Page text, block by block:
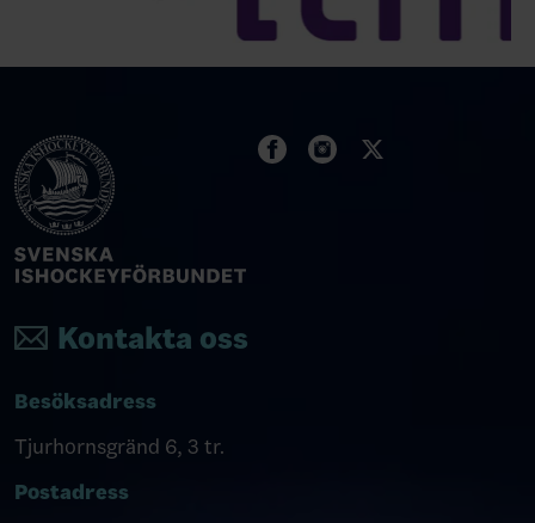
Kontakta oss
Besöksadress
Tjurhornsgränd 6, 3 tr.
Postadress